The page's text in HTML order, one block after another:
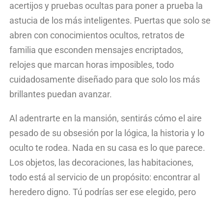
acertijos y pruebas ocultas para poner a prueba la
astucia de los más inteligentes. Puertas que solo se
abren con conocimientos ocultos, retratos de
familia que esconden mensajes encriptados,
relojes que marcan horas imposibles, todo
cuidadosamente diseñado para que solo los más
brillantes puedan avanzar.
Al adentrarte en la mansión, sentirás cómo el aire
pesado de su obsesión por la lógica, la historia y lo
oculto te rodea. Nada en su casa es lo que parece.
Los objetos, las decoraciones, las habitaciones,
todo está al servicio de un propósito: encontrar al
heredero digno. Tú podrías ser ese elegido, pero